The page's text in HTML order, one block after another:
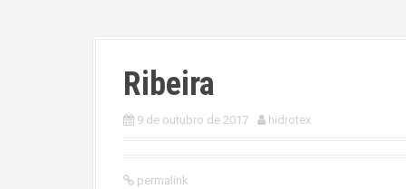
Ribeira
9 de outubro de 2017 hidrotex
permalink